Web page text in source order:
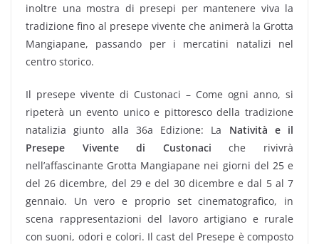
inoltre una mostra di presepi per mantenere viva la
tradizione fino al presepe vivente che animerà la Grotta
Mangiapane, passando per i mercatini natalizi nel
centro storico.
Il presepe vivente di Custonaci – Come ogni anno, si
ripeterà un evento unico e pittoresco della tradizione
natalizia giunto alla 36a Edizione: La Natività e il
Presepe Vivente di Custonaci che rivivrà
nell’affascinante Grotta Mangiapane nei giorni del 25 e
del 26 dicembre, del 29 e del 30 dicembre e dal 5 al 7
gennaio. Un vero e proprio set cinematografico, in
scena rappresentazioni del lavoro artigiano e rurale
con suoni, odori e colori. Il cast del Presepe è composto